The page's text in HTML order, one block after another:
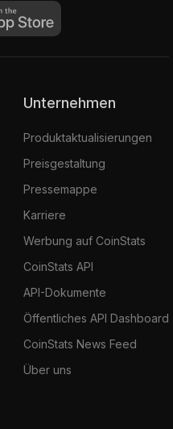
Unternehmen
Produktaktualisierungen
Preisgestaltung
Pressemappe
Karriere
Werbung auf CoinStats
CoinStats API
API-Dokumente
Öffentliches API Dashboard
CoinStats News Feed
Über uns